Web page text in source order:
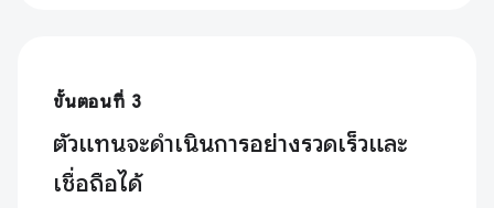
ขั้นตอนที่ 3
ตัวแทนจะดำเนินการอย่างรวดเร็วและ
เชื่อถือได้